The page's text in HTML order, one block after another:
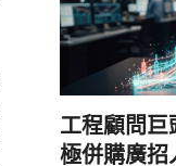
工程顧問巨
極併購廣招